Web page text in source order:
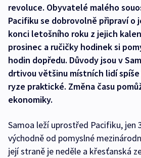
revoluce. Obyvatelé malého
Pacifiku se dobrovolně připraví o
konci letošního roku z jejich
prosinec a ručičky hodinek si
hodin dopředu. Důvody jsou v
drtivou většinu místních lidí
ryze praktické. Změna času
ekonomiky.
Samoa leží uprostřed Pacifiku, jen
východně od pomyslné
její straně je neděle a křesťanská